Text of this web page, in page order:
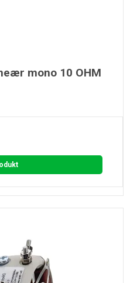
mono 10 OHM